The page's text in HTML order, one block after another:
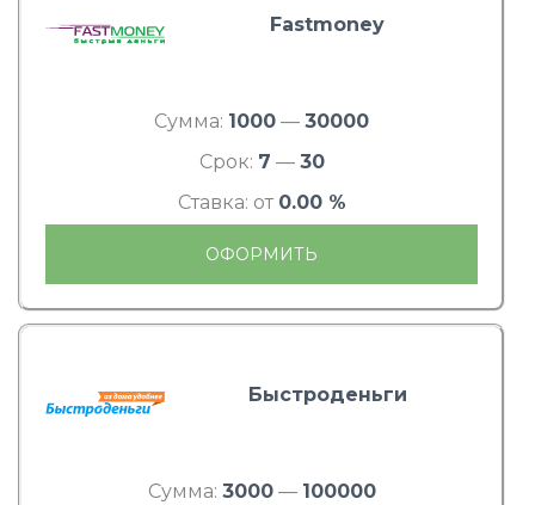
Fastmoney
Сумма: 1000 — 30000
Срок: 7 — 30
Ставка: от 0.00 %
ОФОРМИТЬ
Быстроденьги
Сумма: 3000— 100000